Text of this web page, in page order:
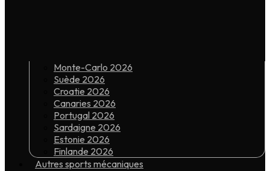
Monte-Carlo 2026
Suède 2026
Croatie 2026
Canaries 2026
Portugal 2026
Sardaigne 2026
Estonie 2026
Finlande 2026
Autres sports mécaniques